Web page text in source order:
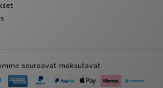
seuraavat maksutavat